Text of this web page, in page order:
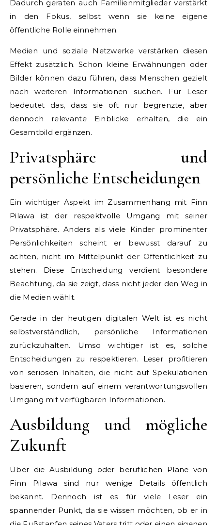
Dadurch geraten auch Familienmitglieder verstärkt
in den Fokus, selbst wenn sie keine eigene
öffentliche Rolle einnehmen.
Medien und soziale Netzwerke verstärken diesen
Effekt zusätzlich. Schon kleine Erwähnungen oder
Bilder können dazu führen, dass Menschen gezielt
nach weiteren Informationen suchen. Für Leser
bedeutet das, dass sie oft nur begrenzte, aber
dennoch relevante Einblicke erhalten, die ein
Gesamtbild ergänzen.
Privatsphäre und
persönliche Entscheidungen
Ein wichtiger Aspekt im Zusammenhang mit Finn
Pilawa ist der respektvolle Umgang mit seiner
Privatsphäre. Anders als viele Kinder prominenter
Persönlichkeiten scheint er bewusst darauf zu
achten, nicht im Mittelpunkt der Öffentlichkeit zu
stehen. Diese Entscheidung verdient besondere
Beachtung, da sie zeigt, dass nicht jeder den Weg in
die Medien wählt.
Gerade in der heutigen digitalen Welt ist es nicht
selbstverständlich, persönliche Informationen
zurückzuhalten. Umso wichtiger ist es, solche
Entscheidungen zu respektieren. Leser profitieren
von seriösen Inhalten, die nicht auf Spekulationen
basieren, sondern auf einem verantwortungsvollen
Umgang mit verfügbaren Informationen.
Ausbildung und mögliche
Zukunft
Über die Ausbildung oder beruflichen Pläne von
Finn Pilawa sind nur wenige Details öffentlich
bekannt. Dennoch ist es für viele Leser ein
spannender Punkt, da sie wissen möchten, ob er in